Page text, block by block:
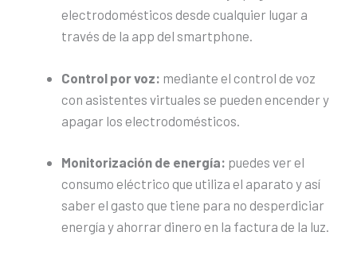
electrodomésticos desde cualquier lugar a
través de la app del smartphone.
Control por voz: mediante el control de voz
con asistentes virtuales se pueden encender y
apagar los electrodomésticos.
Monitorización de energía: puedes ver el
consumo eléctrico que utiliza el aparato y así
saber el gasto que tiene para no desperdiciar
energía y ahorrar dinero en la factura de la luz.